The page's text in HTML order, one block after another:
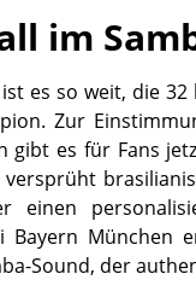
im
es so weit, die
Zur
gibt es für Fans
einen
Bayern München
Sound, der